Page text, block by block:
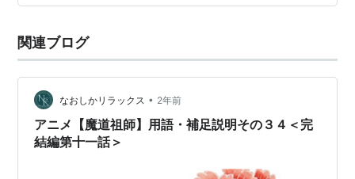
親の霊前にいかがわしい奴まで連れてくるとは」 魏無羨
ことができた。しかし藍忘機には江澄の暴言と正面から
ぶつけてくる悪意を、自分と共に耐え忍ばせたくなかっ
関連ブログ
なおしかリラックス • 2年前
アニメ【魔道祖師】用語・補足説明その３４＜完
結編第十一話＞